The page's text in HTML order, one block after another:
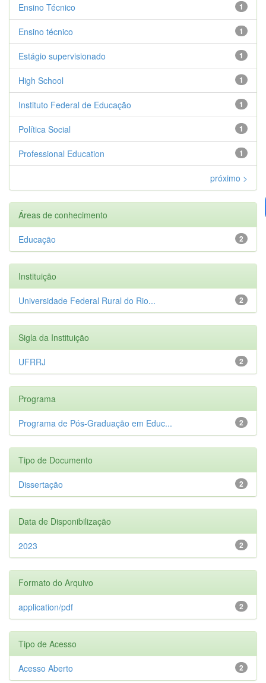
1
Ensino Técnico
1
Ensino técnico
1
Estágio supervisionado
1
High School
1
Instituto Federal de Educação
1
Política Social
1
Professional Education
próximo >
Áreas de conhecimento
2
Educação
Instituição
2
Universidade Federal Rural do Rio...
Sigla da Instituição
2
UFRRJ
Programa
2
Programa de Pós-Graduação em Educ...
Tipo de Documento
2
Dissertação
Data de Disponibilização
2
2023
Formato do Arquivo
2
application/pdf
Tipo de Acesso
2
Acesso Aberto